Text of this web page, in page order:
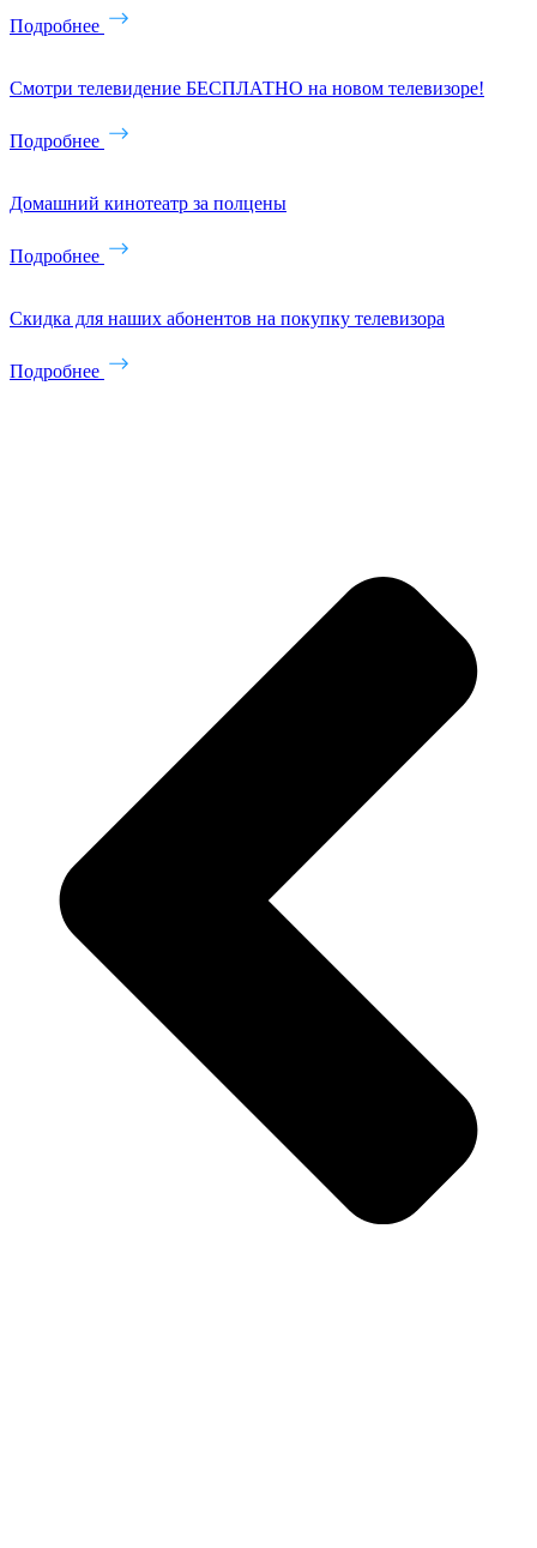
Подробнее
Смотри телевидение БЕСПЛАТНО на новом телевизоре!
Подробнее
Домашний кинотеатр за полцены
Подробнее
Скидка для наших абонентов на покупку телевизора
Подробнее